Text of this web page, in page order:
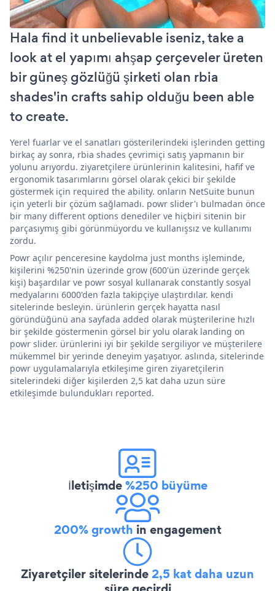
Hala find it unbelievable iseniz, take a
look at el yapımı ahşap çerçeveler üreten
bir güneş gözlüğü şirketi olan rbia
shades'in crafts sahip olduğu been able
to create.
Yerel fuarlar ve el sanatları gösterilerindeki işlerinden getting
birkaç ay sonra, rbia shades çevrimiçi satış yapmanın bir
yolunu arıyordu. ziyaretçilere ürünlerinin kalitesini, hafif ve
ergonomik tasarımlarını görsel olarak çekici bir şekilde
göstermek için required the ability. onların NetSuite bunun
için yeterli bir çözüm sağlamadı. powr slider'ı bulmadan önce
bir many different options denediler ve hiçbiri sitenin bir
parçasıymış gibi görünmüyordu ve kullanışsız ve kullanımı
zordu.
Powr açılır penceresine kaydolma just months işleminde,
kişilerini %250'nin üzerinde grow (600'ün üzerinde gerçek
kişi) başardılar ve powr sosyal kullanarak constantly sosyal
medyalarını 6000'den fazla takipçiye ulaştırdılar. kendi
sitelerinde besleyin. ürünlerin gerçek hayatta nasıl
göründüğünü ana sayfada added olarak müşterilerine hızlı
bir şekilde göstermenin görsel bir yolu olarak landing on
powr slider. ürünlerini iyi bir şekilde sergiliyor ve müşterilere
mükemmel bir yerinde deneyim yaşatıyor. aslında, sitelerinde
powr uygulamalarıyla etkileşime giren ziyaretçilerin
sitelerindeki diğer kişilerden 2,5 kat daha uzun süre
etkileşimde bulundukları reported.
İletişimde%250 büyüme
200% growth in engagement
Ziyaretçiler sitelerinde2,5 kat daha uzun